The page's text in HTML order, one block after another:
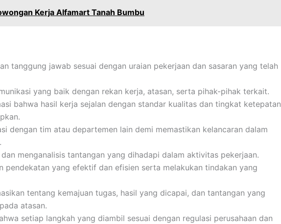
Kerja Alfamart Tanah Bumbu
tanggung jawab sesuai dengan uraian pekerjaan dan sasaran yang telah
yang baik dengan rekan kerja, atasan, serta pihak-pihak terkait.
bahwa hasil kerja sejalan dengan standar kualitas dan tingkat ketepatan
dengan tim atau departemen lain demi memastikan kelancaran dalam
menganalisis tantangan yang dihadapi dalam aktivitas pekerjaan.
pendekatan yang efektif dan efisien serta melakukan tindakan yang
tentang kemajuan tugas, hasil yang dicapai, dan tantangan yang
atasan.
setiap langkah yang diambil sesuai dengan regulasi perusahaan dan